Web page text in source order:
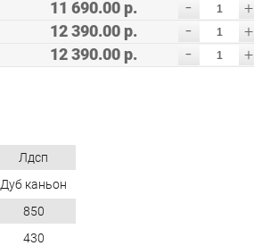
11 690.00 р. - +
12 390.00 р. - +
12 390.00 р. - +
Лдсп
Дуб каньон
850
430